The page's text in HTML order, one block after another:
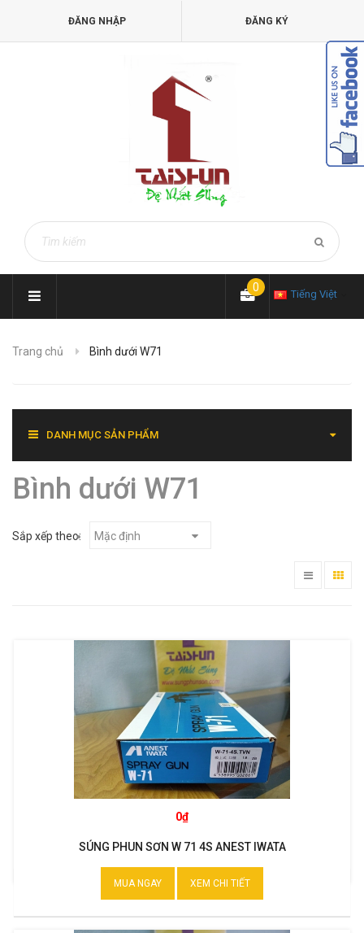
ĐĂNG NHẬP ĐĂNG KÝ
Tiếng Việt
0
Trang chủ Bình dưới W71
DANH MỤC SẢN PHẨM
Bình dưới W71
Sắp xếp theo: Mặc định
0₫
SÚNG PHUN SƠN W 71 4S ANEST IWATA
MUA NGAY XEM CHI TIẾT